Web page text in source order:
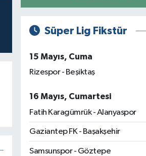
Süper Lig Fikstür
15 Mayıs, Cuma
Rizespor - Beşiktaş
16 Mayıs, Cumartesi
Fatih Karagümrük - Alanyaspor
Gaziantep FK - Başakşehir
Samsunspor - Göztepe